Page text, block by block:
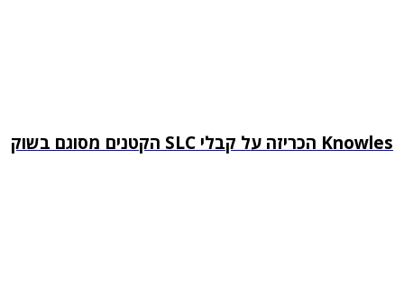
Knowles הכריזה על קבלי SLC הקטנים מסוגם בשוק